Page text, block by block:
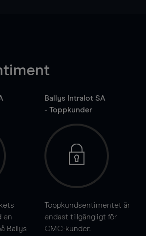
en
Ballys
Ballys Intralot SA
- Toppkunder
Toppkundsentimentet är
endast tillgängligt för
CMC-kunder.